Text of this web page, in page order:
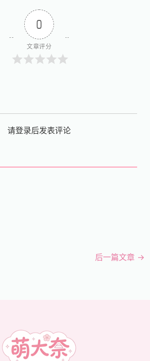
0
文章评分
请登录后发表评论
后一篇文章 →